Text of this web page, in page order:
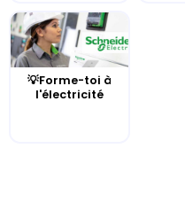
💡Forme-toi à
l'électricité